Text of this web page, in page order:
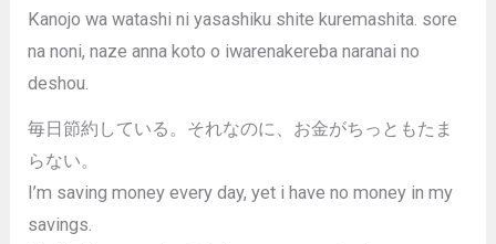
Kanojo wa watashi ni yasashiku shite kuremashita. sore
na noni, naze anna koto o iwarenakereba naranai no
deshou.
毎日節約している。それなのに、お金がちっともたま
らない。
I’m saving money every day, yet i have no money in my
savings.